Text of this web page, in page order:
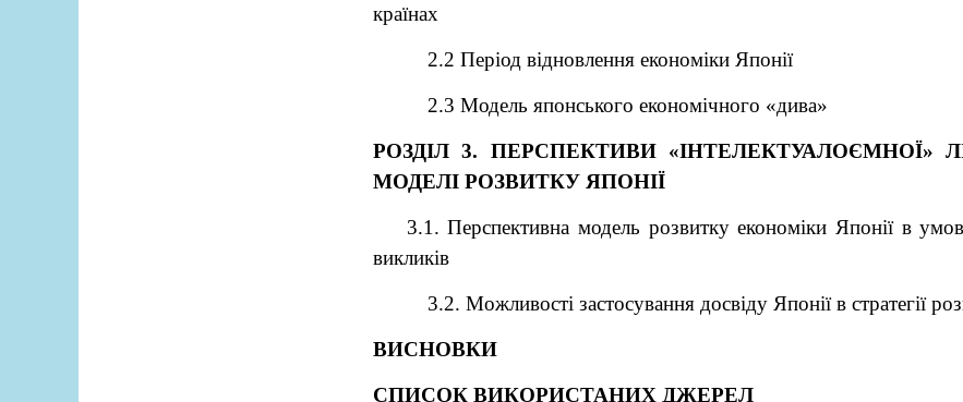
країнах
2.2 Період відновлення економіки Японії
2.3 Модель японського економічного «дива»
РОЗДІЛ 3. ПЕРСПЕКТИВИ «ІНТЕЛЕКТУАЛОЄМНОЇ»
МОДЕЛІ РОЗВИТКУ ЯПОНІЇ
3.1. Перспективна модель розвитку економіки Японії в
викликів
3.2. Можливості застосування досвіду Японії в стратегії
ВИСНОВКИ
СПИСОК ВИКОРИСТАНИХ ДЖЕРЕЛ